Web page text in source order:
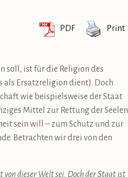
PDF Print
soll, ist für die Religion des
als Ersatzreligion dient). Doch
wie beispielsweise der Staat
Mittel zur Rettung der Seelen
sein will – zum Schutz und zur
Betrachten wir drei von den
von dieser Welt sei. Doch der Staat ist